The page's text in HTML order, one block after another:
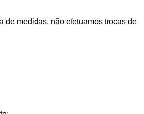
de medidas, não efetuamos trocas de